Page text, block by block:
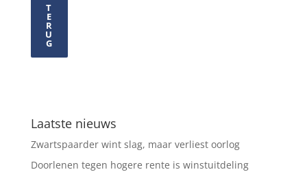
T
E
R
U
G
Laatste nieuws
Zwartspaarder wint slag, maar verliest oorlog
Doorlenen tegen hogere rente is winstuitdeling